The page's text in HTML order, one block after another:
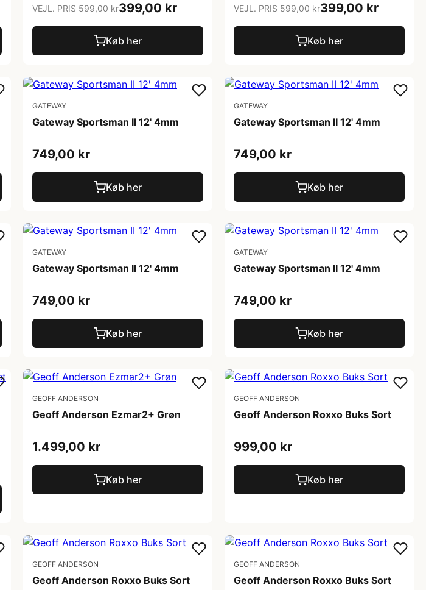
VEJL. PRIS 599,00 kr399,00 kr
Køb her
VEJL. PRIS 599,00 kr399,00 kr
Køb her
GATEWAY
Gateway Sportsman II 12' 4mm
749,00 kr
Køb her
GATEWAY
Gateway Sportsman II 12' 4mm
749,00 kr
Køb her
GATEWAY
Gateway Sportsman II 12' 4mm
749,00 kr
Køb her
GATEWAY
Gateway Sportsman II 12' 4mm
749,00 kr
Køb her
GEOFF ANDERSON
Geoff Anderson Ezmar2+ Grøn
1.499,00 kr
Køb her
GEOFF ANDERSON
Geoff Anderson Roxxo Buks Sort
999,00 kr
Køb her
GEOFF ANDERSON
Geoff Anderson Roxxo Buks Sort
GEOFF ANDERSON
Geoff Anderson Roxxo Buks Sort